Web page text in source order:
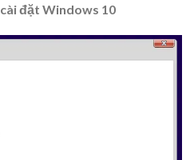
cài đặt Windows 10